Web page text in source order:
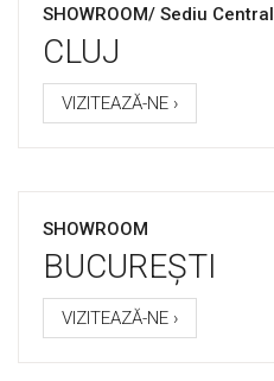
SHOWROOM/ Sediu Central
CLUJ
VIZITEAZĂ-NE ›
SHOWROOM
BUCUREȘTI
VIZITEAZĂ-NE ›